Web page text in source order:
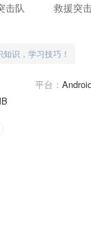
击队
救援突
知识，学习技巧！
平台：